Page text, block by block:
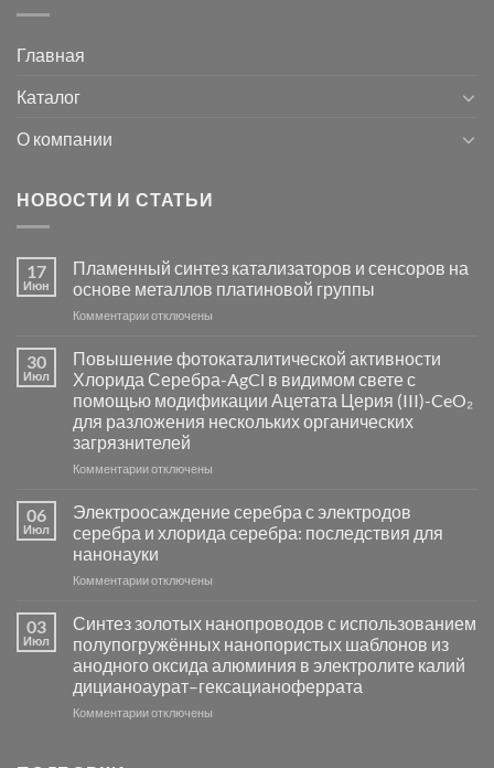
Главная
Каталог
О компании
НОВОСТИ И СТАТЬИ
17
Июн
Пламенный синтез катализаторов и сенсоров на
основе металлов платиновой группы
Комментариик
Пламенный
синтез
катализаторов
и
сенсоров
на
основе
группы
отключены
30
Июл
Повышение фотокаталитической активности
Хлорида Серебра-AgCl в видимом свете с
помощью модификации Ацетата Церия (III)-CeO₂
для разложения нескольких органических
загрязнителей
Комментариик
фотокаталитической
активности
Хлорида
Серебра-
в
видимом
свете
с
помощью
модификации
отключены
06
Июл
Электроосаждение серебра с электродов
серебра и хлорида серебра: последствия для
нанонауки
Комментариик
серебра
с
электродов
серебра
и
отключены
03
Июл
Синтез золотых нанопроводов с использованием
полупогружённых нанопористых шаблонов из
анодного оксида алюминия в электролите калий
дицианоаурат–гексацианоферрата
Комментариикотключены